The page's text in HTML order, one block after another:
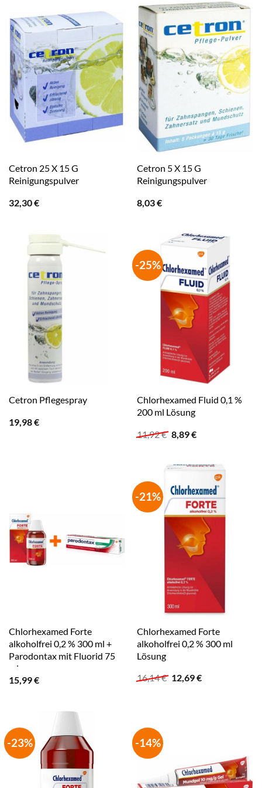
Cetron 25 X 15 G
Reinigungspulver
32,30€
Cetron 5 X 15 G
Reinigungspulver
8,03€
Cetron Pflegespray
19,98€
-25%
Chlorhexamed Fluid 0,1 %
200 ml Lösung
11,92€ Ursprünglicher
Preis
11,92 €
8,89€Aktueller
8,89 €.
Chlorhexamed Forte
alkoholfrei 0,2 % 300 ml +
Parodontax mit Fluorid 75
ml
15,99€
-21%
Chlorhexamed Forte
alkoholfrei 0,2 % 300 ml
Lösung
16,14€ Ursprünglicher
12,69€Aktueller
-23% -14%